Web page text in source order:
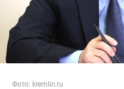
Фото: kremlin.ru